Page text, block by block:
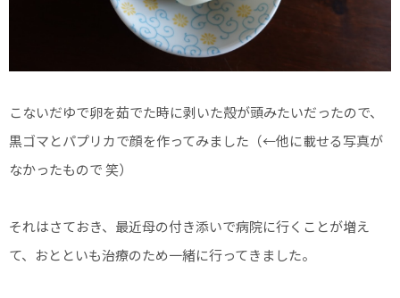
こないだゆで卵を茹でた時に剥いた殻が頭みたいだったので、
黒ゴマとパプリカで顔を作ってみました（←他に載せる写真が
なかったもので 笑）
それはさておき、最近母の付き添いで病院に行くことが増え
て、おとといも治療のため一緒に行ってきました。